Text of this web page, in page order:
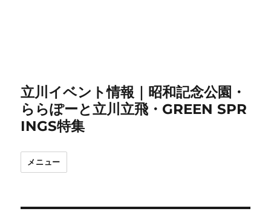
立川イベント情報｜昭和記念公園・
ららぽーと立川立飛・GREEN SPR
INGS特集
メニュー